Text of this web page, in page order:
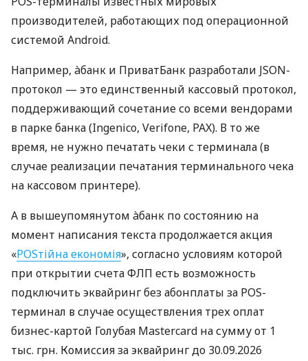
производителей, работающих под операционной
системой Android.
Например, àбанк и ПриватБанк разработали JSON-
протокол — это единственный кассовый протокол,
поддерживающий сочетание со всеми вендорами
в парке банка (Ingenico, Verifone, PAX). В то же
время, не нужно печатать чеки с терминала (в
случае реализации печатания терминального чека
на кассовом принтере).
А в вышеупомянутом àбанк по состоянию на
момент написания текста продолжается акция
«POSтійна економія», согласно условиям которой
при открытии счета ФЛП есть возможность
подключить эквайринг без абонплаты за POS-
терминал в случае осуществления трех оплат
бизнес-картой Голубая Mastercard на сумму от 1
тыс. грн. Комиссия за эквайринг до 30.09.2026